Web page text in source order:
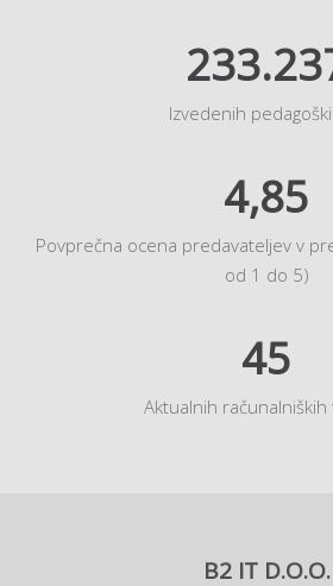
Izvedenih
4,85
Povprečna ocena predavateljev v
od 1 do 5)
45
Aktualnih računalniških
B2 IT D.O.O.